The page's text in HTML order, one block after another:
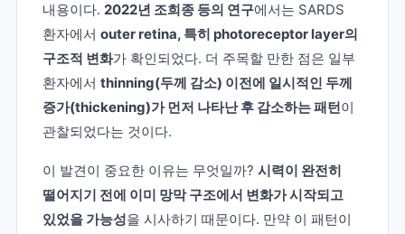
내용이다. 2022년 조희종 등의 연구에서는 SARDS
환자에서 outer retina, 특히 photoreceptor layer의
구조적 변화가 확인되었다. 더 주목할 만한 점은 일부
환자에서 thinning(두께 감소) 이전에 일시적인 두께
증가(thickening)가 먼저 나타난 후 감소하는 패턴이
관찰되었다는 것이다.
이 발견이 중요한 이유는 무엇일까? 시력이 완전히
떨어지기 전에 이미 망막 구조에서 변화가 시작되고
있었을 가능성을 시사하기 때문이다. 만약 이 패턴이